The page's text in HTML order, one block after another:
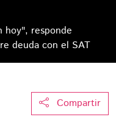
hoy", responde
deuda con el SAT
Compartir